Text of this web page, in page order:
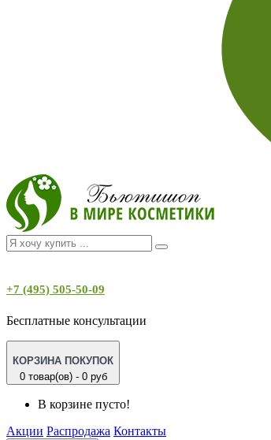
+7 (495) 505-50-09
Бесплатные консультации
КОРЗИНА ПОКУПОК
0 товар(ов) - 0 руб
В корзине пусто!
Акции Распродажа Контакты